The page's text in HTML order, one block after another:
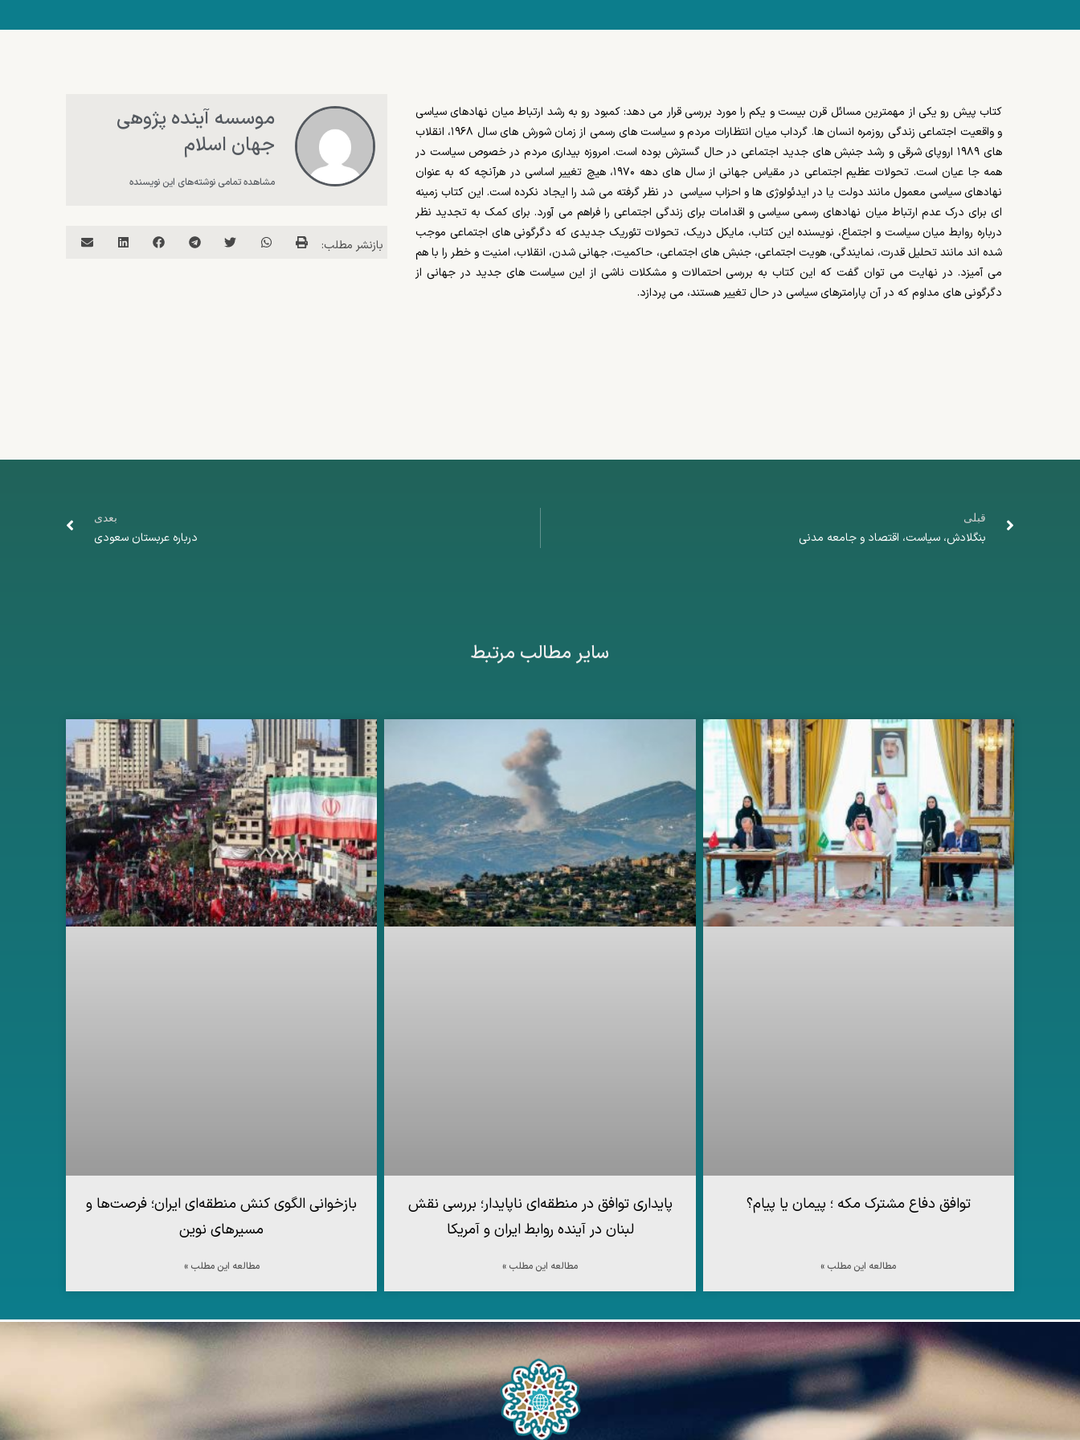
کتاب پیش رو یکی از مهمترین مسائل قرن بیست و یکم را مورد بررسی قرار می دهد: کمبود رو به رشد ارتباط میان نهادهای سیاسی
و واقعیت اجتماعی زندگی روزمره انسان ها. گرداب میان انتظارات مردم و سیاست های رسمی از زمان شورش های سال ۱۹۶۸، انقلاب
های ۱۹۸۹ اروپای شرقی و رشد جنبش های جدید اجتماعی در حال گسترش بوده است. امروزه بیداری مردم در خصوص سیاست در
همه جا عیان است. تحولات عظیم اجتماعی در مقیاس جهانی از سال های دهه ۱۹۷۰، هیچ تغییر اساسی در هرآنچه که به عنوان
نهادهای سیاسی معمول مانند دولت یا در ایدئولوژی ها و احزاب سیاسی در نظر گرفته می شد را ایجاد نکرده است. این کتاب زمینه
ای برای درک عدم ارتباط میان نهادهای رسمی سیاسی و اقدامات برای زندگی اجتماعی را فراهم می آورد. برای کمک به تجدید نظر
درباره روابط میان سیاست و اجتماع، نویسنده این کتاب، مایکل دریک، تحولات تئوریک جدیدی که دگرگونی های اجتماعی موجب
شده اند مانند تحلیل قدرت، نمایندگی، هویت اجتماعی، جنبش های اجتماعی، حاکمیت، جهانی شدن، انقلاب، امنیت و خطر را با هم
می آمیزد. در نهایت می توان گفت که این کتاب به بررسی احتمالات و مشکلات ناشی از این سیاست های جدید در جهانی از
دگرگونی های مداوم که در آن پارامترهای سیاسی در حال تغییر هستند، می پردازد.
موسسه آینده پژوهی
جهان اسلام
مشاهده تمامی نوشته‌های این نویسنده
قبلی
بنگلادش، سیاست، اقتصاد و جامعه مدنی
بعدی
درباره عربستان سعودی
سایر مطالب مرتبط
توافق دفاع مشترک مکه ؛ پیمان یا پیام؟
مطالعه این مطلب »
پایداری توافق در منطقه‌ای ناپایدار؛ بررسی نقش
لبنان در آینده روابط ایران و آمریکا
مطالعه این مطلب »
بازخوانی الگوی کنش منطقه‌ای ایران؛ فرصت‌ها و
مسیرهای نوین
مطالعه این مطلب »